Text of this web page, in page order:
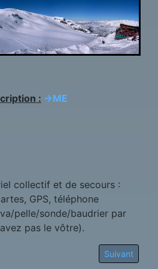
: ->ME
collectif et de secours :
GPS, téléphone
pelle/sonde/baudrier par
pas le vôtre).
Chevalier hors-pistes Article
Suivant